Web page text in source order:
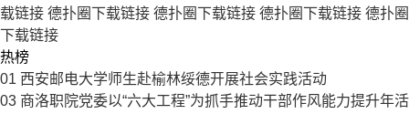
载链接 德扑圈下载链接 德扑圈下载链接 德扑圈下载链接 德扑圈
下载链接
热榜
01 西安邮电大学师生赴榆林绥德开展社会实践活动
03 商洛职院党委以“六大工程”为抓手推动干部作风能力提升年活